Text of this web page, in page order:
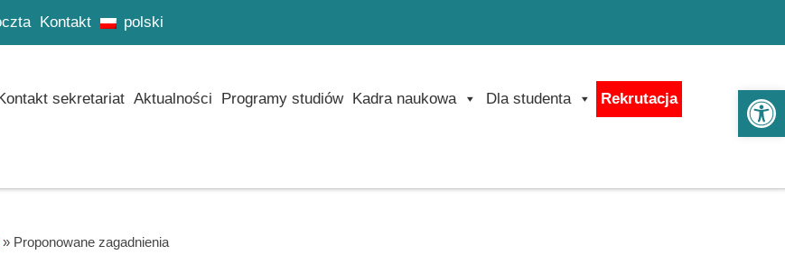
Kontakt polski
sekretariat Aktualności Programy studiów Kadra naukowa Dla studenta Rekrutacja
» Proponowane zagadnienia